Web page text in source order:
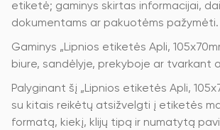
etiketė; gaminys skirtas informacijai,
dokumentams ar pakuotėms pažymėti.
Gaminys „Lipnios etiketės Apli,
biure, sandėlyje, prekyboje ar tvarkant
Palyginant šį „Lipnios etiketės Apli,
su kitais reikėtų atsižvelgti į etiketės
formatą, kiekį, klijų tipą ir numatytą